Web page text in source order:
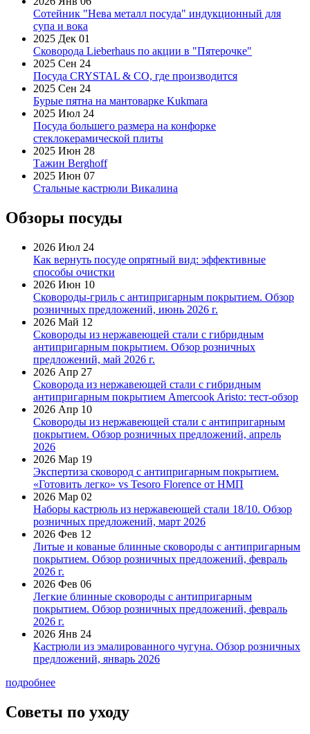
Сотейник "Нева металл посуда" индукционный для
супа и вока
2025 Дек 01
Сковорода Lieberhaus по акции в "Пятерочке"
2025 Сен 24
Посуда CRYSTAL & CO, где производится
2025 Сен 24
Бурые пятна на мантоварке Kukmara
2025 Июл 24
Посуда большего размера на конфорке
стеклокерамической плиты
2025 Июн 28
Тажин Berghoff
2025 Июн 07
Стальные кастрюли Викалина
Обзоры посуды
2026 Июл 24
Как вернуть посуде опрятный вид: эффективные
способы очистки
2026 Июн 10
Сковороды-гриль с антипригарным покрытием. Обзор
розничных предложений, июнь 2026 г.
2026 Май 12
Сковороды из нержавеющей стали с гибридным
антипригарным покрытием. Обзор розничных
предложений, май 2026 г.
2026 Апр 27
Сковорода из нержавеющей стали с гибридным
антипригарным покрытием Amercook Aristo: тест-обзор
2026 Апр 10
Сковороды из нержавеющей стали с антипригарным
покрытием. Обзор розничных предложений, апрель
2026
2026 Мар 19
Экспертиза сковород с антипригарным покрытием.
«Готовить легко» vs Tesoro Florence от НМП
2026 Мар 02
Наборы кастрюль из нержавеющей стали 18/10. Обзор
розничных предложений, март 2026
2026 Фев 12
Литые и кованые блинные сковороды с антипригарным
покрытием. Обзор розничных предложений, февраль
2026 г.
2026 Фев 06
Легкие блинные сковороды с антипригарным
покрытием. Обзор розничных предложений, февраль
2026 г.
2026 Янв 24
Кастрюли из эмалированного чугуна. Обзор розничных
предложений, январь 2026
подробнее
Советы по уходу